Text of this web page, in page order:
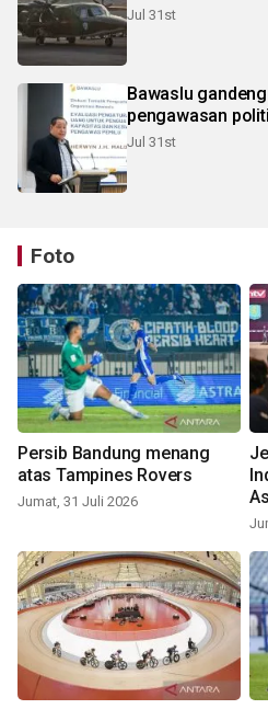
Jul 31st
Bawaslu
pengawasan
Jul 31st
Foto
Persib Bandung menang
atas Tampines Rovers
Jumat, 31 Juli 2026